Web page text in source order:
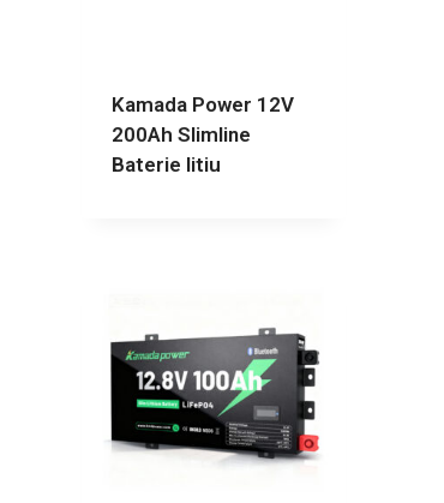
Kamada Power 12V
200Ah Slimline
Baterie litiu